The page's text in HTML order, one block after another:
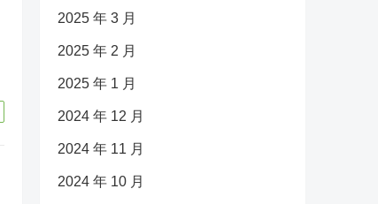
2025 年 3 月
2025 年 2 月
2025 年 1 月
2024 年 12 月
2024 年 11 月
2024 年 10 月